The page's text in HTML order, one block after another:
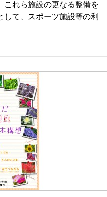
これら施設の更なる整備を
て、スポーツ施設等の利